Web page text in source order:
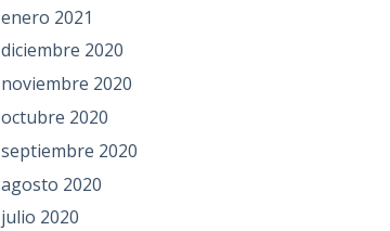
enero 2021
diciembre 2020
noviembre 2020
octubre 2020
septiembre 2020
agosto 2020
julio 2020